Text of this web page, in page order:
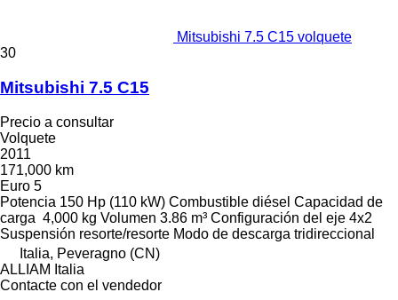
Mitsubishi 7.5 C15 volquete
30
Mitsubishi 7.5 C15
Precio a consultar
Volquete
2011
171,000 km
Euro 5
Potencia 150 Hp (110 kW) Combustible diésel Capacidad de
carga 4,000 kg Volumen 3.86 m³ Configuración del eje 4x2
Suspensión resorte/resorte Modo de descarga tridireccional
Italia, Peveragno (CN)
ALLIAM Italia
Contacte con el vendedor